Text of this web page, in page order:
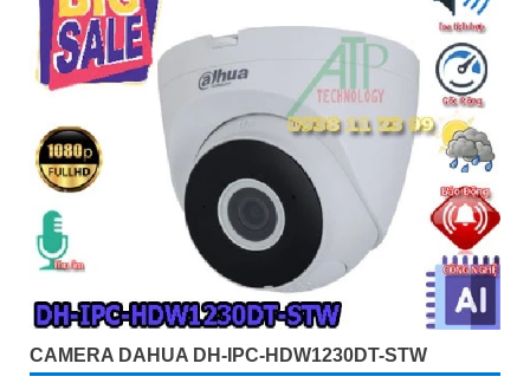
CAMERA DAHUA DH-IPC-HDW1230DT-STW